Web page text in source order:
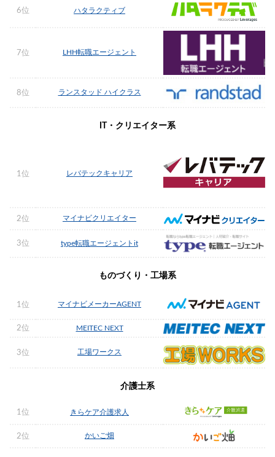
6位 ハタラクティブ
7位 LHH転職エージェント
8位 ランスタッド ハイクラス
IT・クリエイター系
1位 レバテックキャリア
2位 マイナビクリエイター
3位 type転職エージェントit
ものづくり・工場系
1位 マイナビメーカーAGENT
2位 MEITEC NEXT
3位 工場ワークス
介護士系
1位 きらケア介護求人
2位 かいご畑